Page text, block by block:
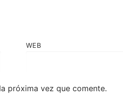
WEB
próxima vez que comente.